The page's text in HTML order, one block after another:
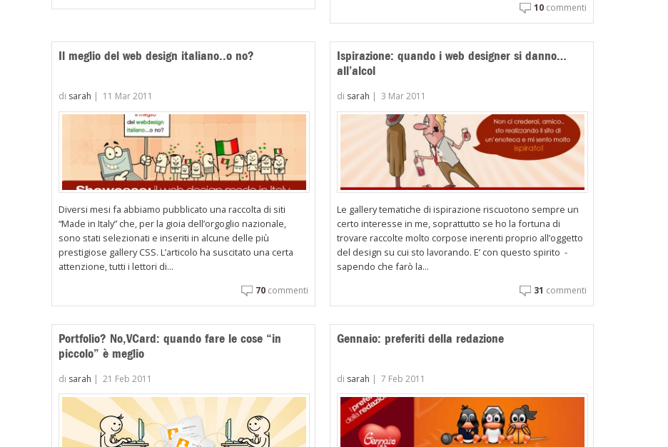
10commenti
Il meglio del web design italiano..o no?
di sarah | 11 Mar 2011
Diversi mesi fa abbiamo pubblicato una raccolta di siti
“Made in Italy” che, per la gioia dell’orgoglio nazionale,
sono stati selezionati e inseriti in alcune delle più
prestigiose gallery CSS. L’articolo ha suscitato una certa
attenzione, tutti i lettori di...
70commenti
Ispirazione: quando i web designer si danno…
all’alcol
di sarah |3 Mar 2011
Le gallery tematiche di ispirazione riscuotono sempre un
certo interesse in me, soprattutto se ho la fortuna di
trovare raccolte molto corpose inerenti proprio all’oggetto
del design su cui sto lavorando. E’ con questo spirito -
sapendo che farò la...
31 commenti
Portfolio? No,VCard: quando fare le cose “in
piccolo” è meglio
di sarah |21 Feb 2011
Gennaio: preferiti della redazione
di sarah |7 Feb 2011